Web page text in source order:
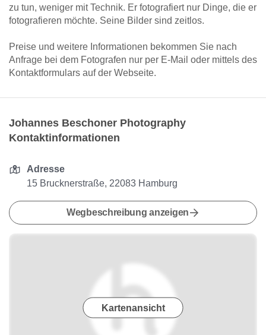
zu tun, weniger mit Technik. Er fotografiert nur Dinge, die er
fotografieren möchte. Seine Bilder sind zeitlos.
Preise und weitere Informationen bekommen Sie nach
Anfrage bei dem Fotografen nur per E-Mail oder mittels des
Kontaktformulars auf der Webseite.
Johannes Beschoner Photography
Kontaktinformationen
Adresse
15 Brucknerstraße, 22083 Hamburg
Wegbeschreibung anzeigen
Kartenansicht